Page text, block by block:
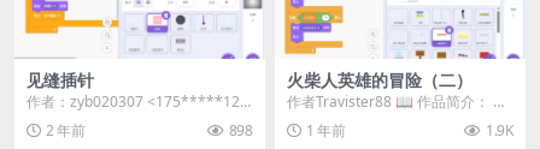
见缝插针
作者：zyb020307 <175*****125
@163.com>...
2 年前 898
火柴人英雄的冒险（二）
作者Travister88 📖 作品简介：​ 这
是《火柴人英雄的冒险》的第二部
分...1 年前 1.9K